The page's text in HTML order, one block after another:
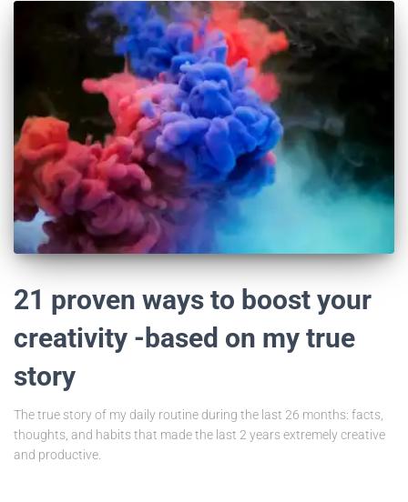
21 proven ways to boost your
creativity -based on my true
story
The true story of my daily routine during the last 26 months: facts,
thoughts, and habits that made the last 2 years extremely creative
and productive.